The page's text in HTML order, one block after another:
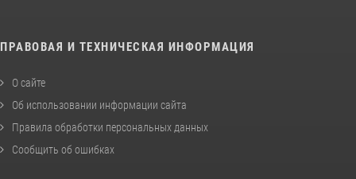
ПРАВОВАЯ И ТЕХНИЧЕСКАЯ ИНФОРМАЦИЯ
О сайте
Об использовании информации сайта
Правила обработки персональных данных
Сообщить об ошибках